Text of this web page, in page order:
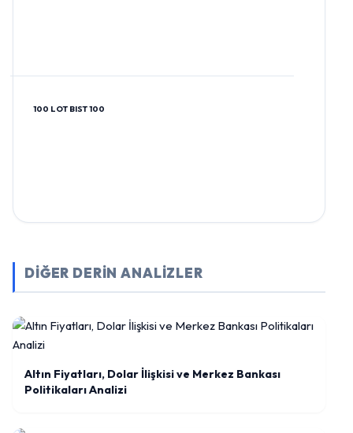
100 LOT BIST 100
DİĞER DERİN ANALİZLER
Altın Fiyatları, Dolar İlişkisi ve Merkez Bankası
Politikaları Analizi